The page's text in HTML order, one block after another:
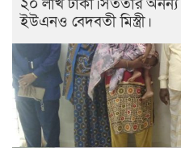
২০ লাখ টাকা।সততার অনন্য
ইউএনও বেদবতী মিস্ত্রী।